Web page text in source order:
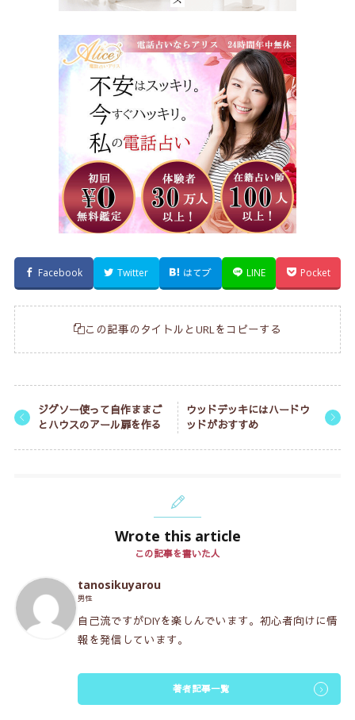
Facebook Twitter はてブ LINE Pocket
この記事のタイトルとURLをコピーする
ジグソー使って自作ままご
とハウスのアール扉を作る
ウッドデッキにはハードウ
ッドがおすすめ
Wrote this article
この記事を書いた人
tanosikuyarou
男性
自己流ですがDIYを楽しんでいます。初心者向けに情
報を発信しています。
著者記事一覧